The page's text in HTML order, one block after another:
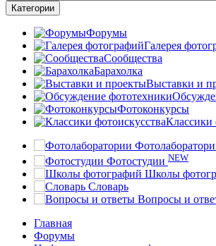
Категории
Форумы
Галерея
Сообщества
Барахолка
Выставки и
Фотоконкурсы
Классики
Фотостудии NEW
Школы
Словарь
Вопросы и
Главная
Форумы